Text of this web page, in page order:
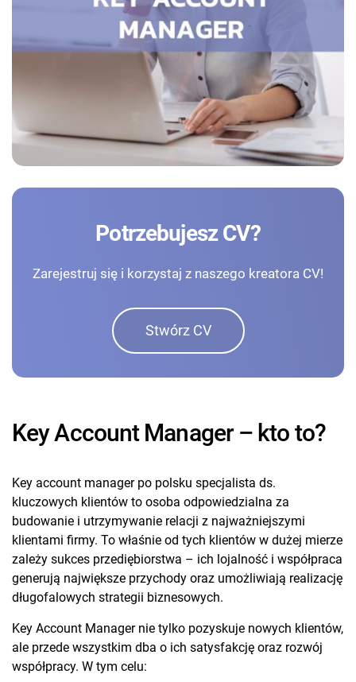
Potrzebujesz CV?
Zarejestruj się i korzystaj z naszego kreatora CV!
Stwórz CV
Key Account Manager – kto to?
Key account manager po polsku specjalista ds.
kluczowych klientów to osoba odpowiedzialna za
budowanie i utrzymywanie relacji z najważniejszymi
klientami firmy. To właśnie od tych klientów w dużej mierze
zależy sukces przediębiorstwa – ich lojalność i współpraca
generują największe przychody oraz umożliwiają realizację
długofalowych strategii biznesowych.
Key Account Manager nie tylko pozyskuje nowych klientów,
ale przede wszystkim dba o ich satysfakcję oraz rozwój
współpracy. W tym celu: